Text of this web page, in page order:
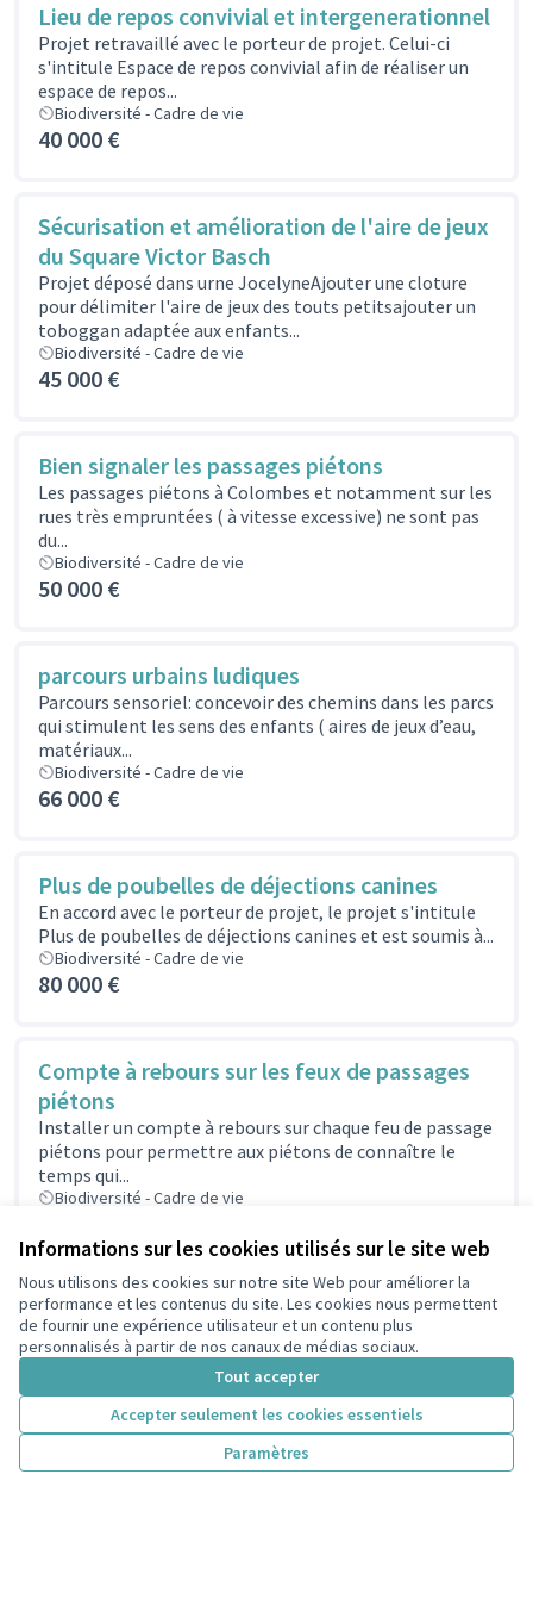
Informations sur les cookies utilisés sur le site web
Nous utilisons des cookies sur notre site Web pour améliorer la
performance et les contenus du site. Les cookies nous permettent
de fournir une expérience utilisateur et un contenu plus
personnalisés à partir de nos canaux de médias sociaux.
Tout accepter
Accepter seulement les cookies essentiels
Paramètres
Lieu de repos convivial et intergenerationnel
Projet retravaillé avec le porteur de projet. Celui-ci
s'intitule Espace de repos convivial afin de réaliser un
espace de repos...
Biodiversité - Cadre de vie
40 000 €
Sécurisation et amélioration de l'aire de jeux
du Square Victor Basch
Projet déposé dans urne JocelyneAjouter une cloture
pour délimiter l'aire de jeux des touts petitsajouter un
toboggan adaptée aux enfants...
Biodiversité - Cadre de vie
45 000 €
Bien signaler les passages piétons
Les passages piétons à Colombes et notamment sur les
rues très empruntées ( à vitesse excessive) ne sont pas
du...
Biodiversité - Cadre de vie
50 000 €
parcours urbains ludiques
Parcours sensoriel: concevoir des chemins dans les parcs
qui stimulent les sens des enfants ( aires de jeux d’eau,
matériaux...
Biodiversité - Cadre de vie
66 000 €
Plus de poubelles de déjections canines
En accord avec le porteur de projet, le projet s'intitule
Plus de poubelles de déjections canines et est soumis à...
Biodiversité - Cadre de vie
80 000 €
Compte à rebours sur les feux de passages
piétons
Installer un compte à rebours sur chaque feu de passage
piétons pour permettre aux piétons de connaître le
temps qui...
Biodiversité - Cadre de vie
Skate park et parcours ninja
SK’ART PARK est un projet visant à créer un espace
multifonctionnel combinant un skatepark moderne et
Nature et enfants dans la ville Biodiversité - Cadre de vie
300 000 €